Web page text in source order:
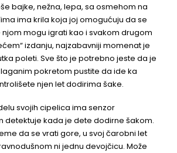
bajke, nežna, lepa, sa osmehom na
ima krila koja joj omogućuju da se
njom mogu igrati kao i svakom drugom
izdanju, najzabavniji momenat je
poleti. Sve što je potrebno jeste da je
laganim pokretom pustite da ide ka
njen let dodirima šake.
svojih cipelica ima senzor
detektuje kada je dete dodirne šakom.
da se vrati gore, u svoj čarobni let
ni jednu devojčicu. Može